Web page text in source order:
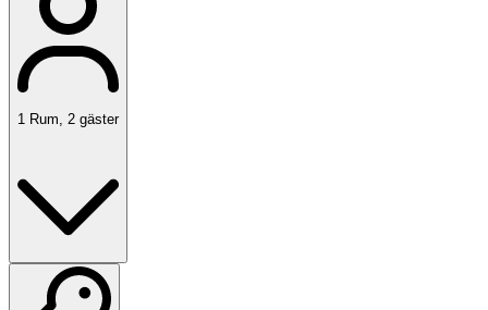
1 Rum 2 gäster